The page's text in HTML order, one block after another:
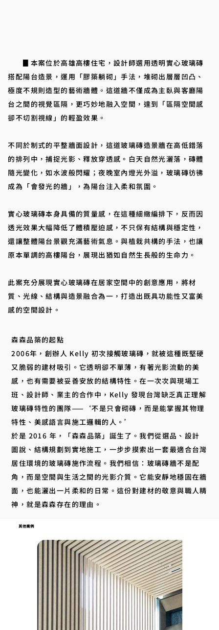
▊本案位於高雄高樓住宅，設計師選用透明實心玻璃磚
搭配陽台造景，運用「膠築躺砌」手法，堆砌出層層凹凸、
極度不規則造型的藝術牆體。這道牆不僅成為主臥與客廳陽
台之間的視覺區隔，更巧妙地融入空間，達到「區隔空間感
卻不切割視線」的輕盈效果。
不同於制式的平整牆面設計，這道玻璃磚造景牆在高低錯落
的排列中，捕捉光影、釋放穿透感。白天自然光灑落，磚體
隨光變化，如水波般閃耀；夜晚室內燈光外溢，玻璃磚彷彿
成為「會發光的牆」，為陽台注入柔和氛圍。
實心玻璃磚本身具備的質量感，在這種細緻編排下，反而因
透光效果大幅降低了體積壓迫感，不只保有結構與穩定性，
還讓整體陽台景觀充滿藝術氣息。與植栽共構的手法，也讓
原本單調的高樓陽台，展現出猶如自然生長般的生命力。
此案充分展現實心玻璃磚在居家空間中的創意應用，將材
質、光線、結構與造景融合為一，打造出既具功能性又富美
感的空間設計。
森森品築的起點
2006年，創辦人 Kelly 初次接觸玻璃磚，就被這種既堅硬
又脆弱的建材吸引。它透明卻不單薄，有著光影流動的美
感，也有需要被妥善安放的結構特性。在一次次與現場工
班、設計師、業主的合作中，Kelly 發現台灣缺乏真正理解
玻璃磚特性的團隊——‘不是只會砌磚，而是能掌握其物理
特性、美感語言與施工邏輯的人。’
於是 2016 年，「森森品築」誕生了。我們從選品、設計
圖說、結構規劃到實地施工，一步步摸索出一套最適合台灣
居住環境的玻璃磚施作流程。我們相信：玻璃磚牆不是配
角，而是空間與生活之間的光影介質。它能安靜地穩固在牆
面，也能灑出一片柔和的日常。這份對建材的敬意與職人精
神，就是森森存在的理由。
其他案例